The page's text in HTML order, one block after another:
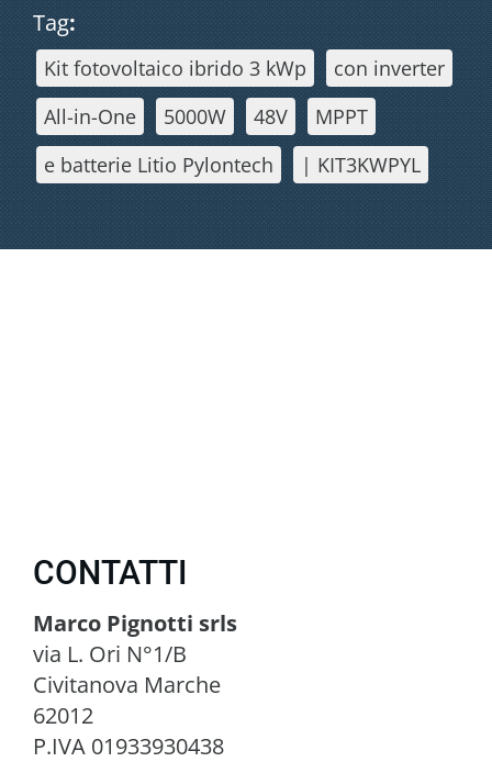
Tag:
Kit fotovoltaico ibrido 3 kWp
con inverter
All-in-One
5000W 48V
MPPT
e batterie Litio Pylontech
| KIT3KWPYL
CONTATTI
Marco Pignotti srls
via L. Ori N°1/B
Civitanova Marche
62012
P.IVA 01933930438